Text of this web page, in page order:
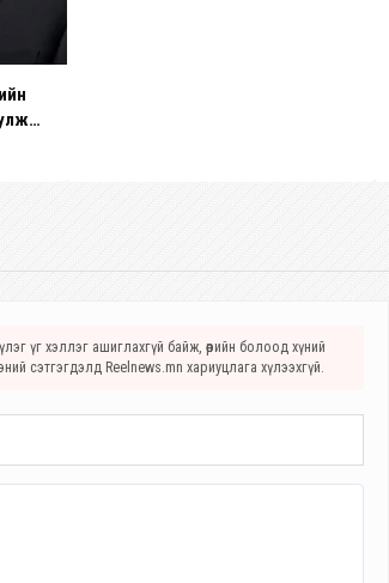
үг хэллэг ашиглахгүй байж, өөрийн болоод хүний
сэтгэгдэлд Reelnews.mn хариуцлага хүлээхгүй.